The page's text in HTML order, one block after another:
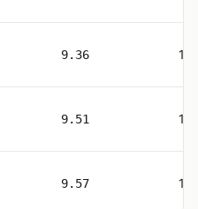
9.36 1
9.51 1
9.57 1